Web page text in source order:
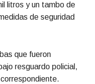
litros y un tambo de
de seguridad
que fueron
resguardo policial,